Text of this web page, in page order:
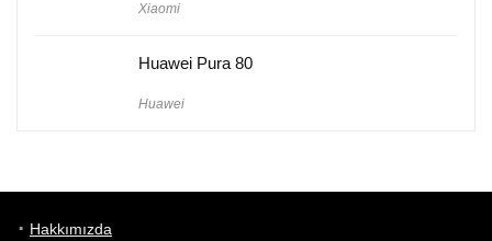
Xiaomi
Huawei Pura 80
Huawei
Hakkımızda